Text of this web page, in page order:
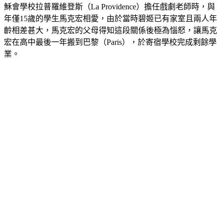
穌會學校拉普羅維登斯（La Providence）擔任戲劇老師時，與
年僅15歲的學生馬克宏相愛，由於當時碧姬已有家室且兩人年
齡相差甚大，馬克宏的父母得知這段關係後極為惱怒，讓馬克
宏在高中最後一年搬到巴黎（Paris），於寄宿學校完成剩餘學
業。